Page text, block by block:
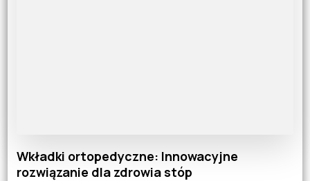
Wkładki ortopedyczne: Innowacyjne
rozwiązanie dla zdrowia stóp